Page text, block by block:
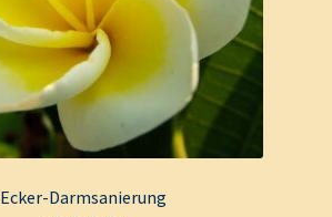
Ecker-Darmsanierung